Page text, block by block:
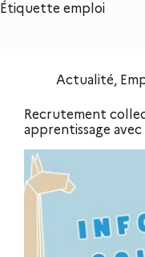
Étiquette emploi
Actualité,
Recrutement
apprentissage